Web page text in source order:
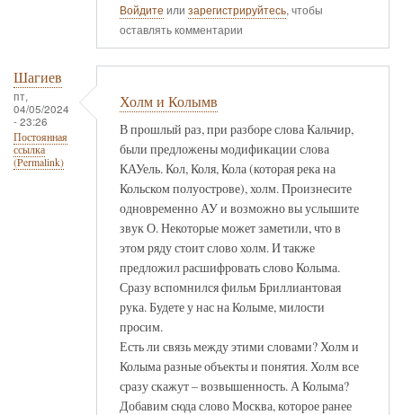
Войдите или зарегистрируйтесь, чтобы
оставлять комментарии
Шагиев
пт,
04/05/2024
- 23:26
Постоянная
ссылка
(Permalink)
Холм и Колымв
В прошлый раз, при разборе слова Кальчир,
были предложены модификации слова
КАУель. Кол, Коля, Кола (которая река на
Кольском полуострове), холм. Произнесите
одновременно АУ и возможно вы услышите
звук О. Некоторые может заметили, что в
этом ряду стоит слово холм. И также
предложил расшифровать слово Колыма.
Сразу вспомнился фильм Бриллиантовая
рука. Будете у нас на Колыме, милости
просим.
Есть ли связь между этими словами? Холм и
Колыма разные объекты и понятия. Холм все
сразу скажут – возвышенность. А Колыма?
Добавим сюда слово Москва, которое ранее